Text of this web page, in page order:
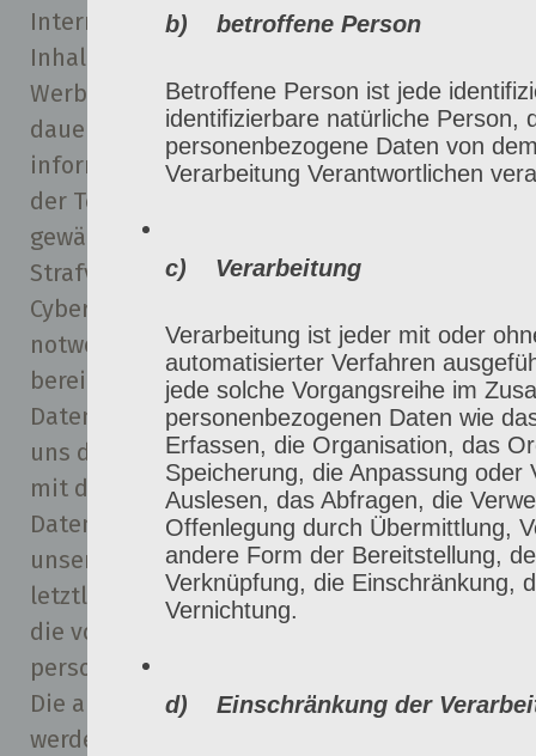
Internetseite korrekt auszuliefern, (2) die
Inhalte unserer Internetseite sowie die
Werbung für diese zu optimieren, (3) die
dauerhafte Funktionsfähigkeit unserer
informationstechnologischen Systeme und
der Technik unserer Internetseite zu
gewährleisten sowie (4) um
Strafverfolgungsbehörden im Falle eines
Cyberangriffes die zur Strafverfolgung
notwendigen Informationen
bereitzustellen. Diese anonym erhobenen
Daten und Informationen werden durch
uns daher einerseits statistisch und ferner
mit dem Ziel ausgewertet, den
Datenschutz und die Datensicherheit in
unserem Unternehmen zu erhöhen, um
letztlich ein optimales Schutzniveau für
die von uns verarbeiteten
personenbezogenen Daten sicherzustellen.
Die anonymen Daten der Server-Logfiles
werden getrennt von allen durch eine
b) betroffene Person
Betroffene Person ist jede
identifizierbare natürliche Person,
personenbezogene Daten von
Verarbeitung Verantwortlichen
c) Verarbeitung
Verarbeitung ist jeder mit oder
automatisierter Verfahren
jede solche Vorgangsreihe im
personenbezogenen Daten wie
Erfassen, die Organisation, das
Speicherung, die Anpassung oder
Auslesen, das Abfragen, die
Offenlegung durch Übermittlung,
andere Form der Bereitstellung,
Verknüpfung, die Einschränkung,
Vernichtung.
d) Einschränkung der